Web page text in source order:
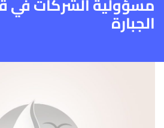
الجبارة